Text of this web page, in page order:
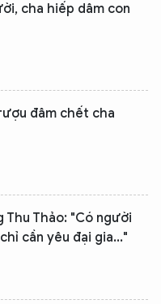
cha hiếp dâm con
đâm chết cha
Thu Thảo: "Có người
cần yêu đại gia..."